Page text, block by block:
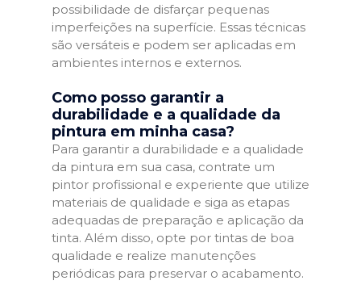
possibilidade de disfarçar pequenas
imperfeições na superfície. Essas técnicas
são versáteis e podem ser aplicadas em
ambientes internos e externos.
Como posso garantir a
durabilidade e a qualidade da
pintura em minha casa?
Para garantir a durabilidade e a qualidade
da pintura em sua casa, contrate um
pintor profissional e experiente que utilize
materiais de qualidade e siga as etapas
adequadas de preparação e aplicação da
tinta. Além disso, opte por tintas de boa
qualidade e realize manutenções
periódicas para preservar o acabamento.